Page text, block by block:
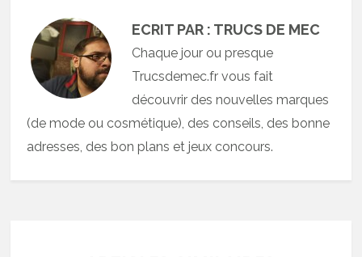
ECRIT PAR : TRUCS DE MEC
Chaque jour ou presque
Trucsdemec.fr vous fait
découvrir des nouvelles marques
(de mode ou cosmétique), des conseils, des bonne
adresses, des bon plans et jeux concours.